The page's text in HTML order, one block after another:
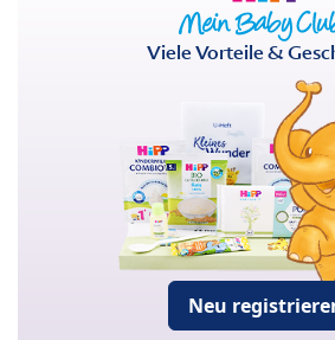
Viele Vorteile &
Neu